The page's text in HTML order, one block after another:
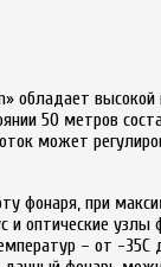
обладает
50 метров
может
фонаря, при
оптические узлы
– от -35С